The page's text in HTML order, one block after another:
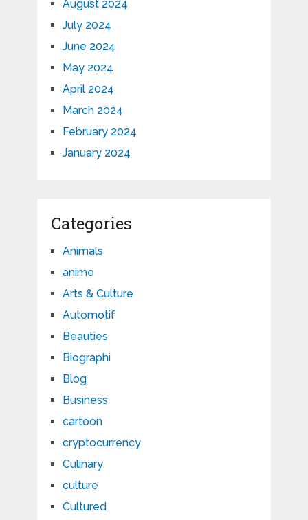
August 2024
July 2024
June 2024
May 2024
April 2024
March 2024
February 2024
January 2024
Categories
Animals
anime
Arts & Culture
Automotif
Beauties
Biographi
Blog
Business
cartoon
cryptocurrency
Culinary
culture
Cultured